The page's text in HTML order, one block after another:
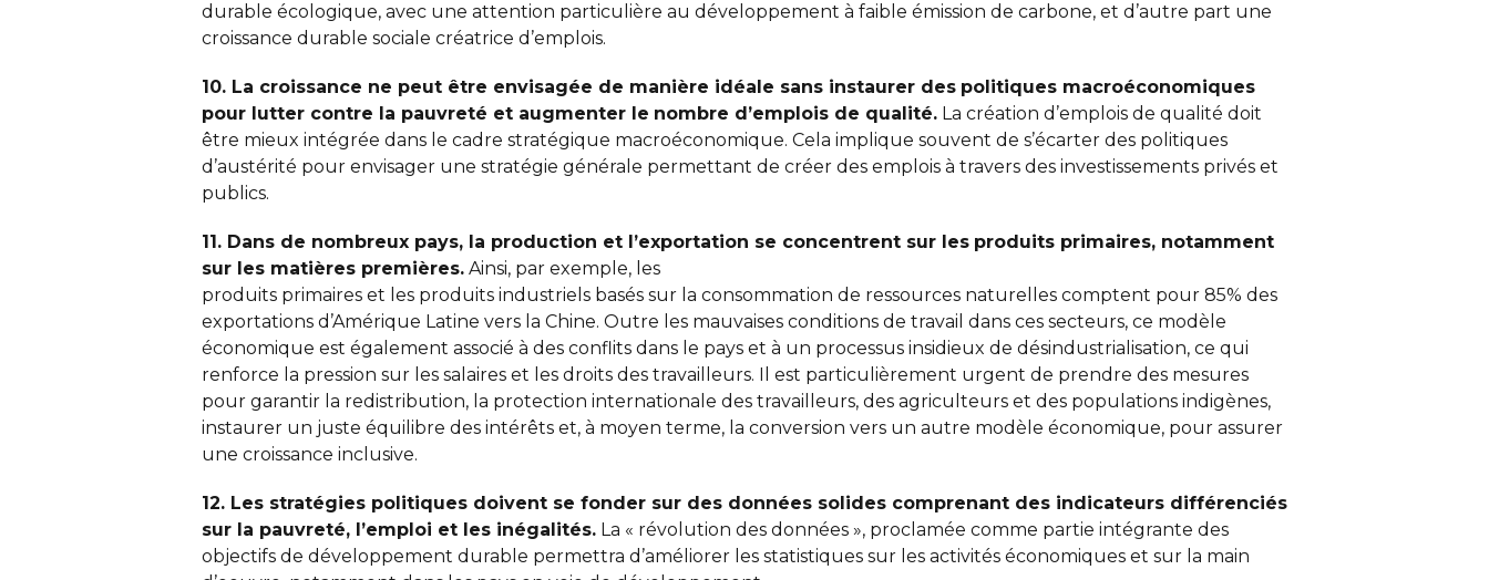
durable écologique, avec une attention particulière au développement à faible émission de carbone, et d’autre part une
croissance durable sociale créatrice d’emplois.
10. La croissance ne peut être envisagée de manière idéale sans instaurer des politiques macroéconomiques
pour lutter contre la pauvreté et augmenter le nombre d’emplois de qualité. La création d’emplois de qualité doit
être mieux intégrée dans le cadre stratégique macroéconomique. Cela implique souvent de s’écarter des politiques
d’austérité pour envisager une stratégie générale permettant de créer des emplois à travers des investissements privés et
publics.
11. Dans de nombreux pays, la production et l’exportation se concentrent sur les produits primaires, notamment
sur les matières premières. Ainsi, par exemple, les
produits primaires et les produits industriels basés sur la consommation de ressources naturelles comptent pour 85% des
exportations d’Amérique Latine vers la Chine. Outre les mauvaises conditions de travail dans ces secteurs, ce modèle
économique est également associé à des conflits dans le pays et à un processus insidieux de désindustrialisation, ce qui
renforce la pression sur les salaires et les droits des travailleurs. Il est particulièrement urgent de prendre des mesures
pour garantir la redistribution, la protection internationale des travailleurs, des agriculteurs et des populations indigènes,
instaurer un juste équilibre des intérêts et, à moyen terme, la conversion vers un autre modèle économique, pour assurer
une croissance inclusive.
12. Les stratégies politiques doivent se fonder sur des données solides comprenant des indicateurs différenciés
sur la pauvreté, l’emploi et les inégalités. La « révolution des données », proclamée comme partie intégrante des
objectifs de développement durable permettra d’améliorer les statistiques sur les activités économiques et sur la main